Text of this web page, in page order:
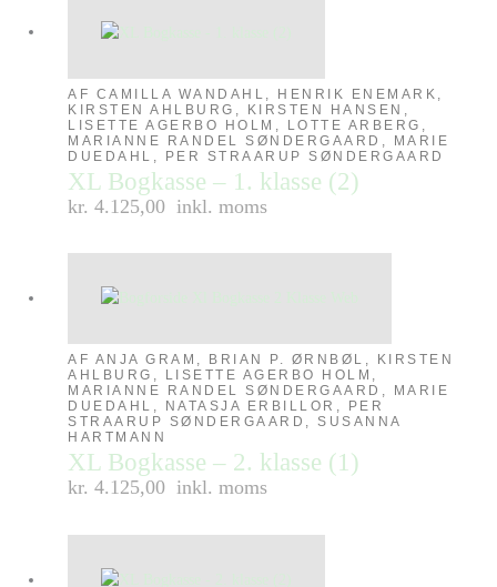
AF CAMILLA WANDAHL, HENRIK ENEMARK,
KIRSTEN AHLBURG, KIRSTEN HANSEN,
LISETTE AGERBO HOLM, LOTTE ARBERG,
MARIANNE RANDEL SØNDERGAARD, MARIE
DUEDAHL, PER STRAARUP SØNDERGAARD
XL Bogkasse – 1. klasse (2)
kr. 4.125,00 inkl. moms
AF ANJA GRAM, BRIAN P. ØRNBØL, KIRSTEN
AHLBURG, LISETTE AGERBO HOLM,
MARIANNE RANDEL SØNDERGAARD, MARIE
DUEDAHL, NATASJA ERBILLOR, PER
STRAARUP SØNDERGAARD, SUSANNA
HARTMANN
XL Bogkasse – 2. klasse (1)
kr. 4.125,00 inkl. moms